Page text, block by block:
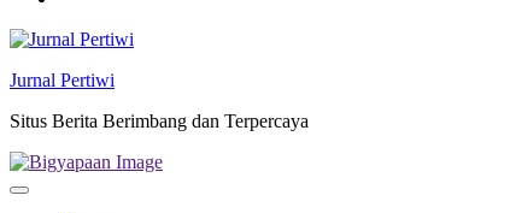
Jurnal Pertiwi
Situs Berita Berimbang dan Terpercaya